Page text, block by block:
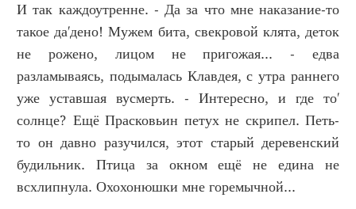
И так каждоутренне. - Да за что мне наказание-то
такое да'дено! Мужем бита, свекровой клята, деток
не рожено, лицом не пригожая... - едва
разламываясь, подымалась Клавдея, с утра раннего
уже уставшая вусмерть. - Интересно, и где то'
солнце? Ещё Прасковьин петух не скрипел. Петь-
то он давно разучился, этот старый деревенский
будильник. Птица за окном ещё не едина не
всхлипнула. Охохонюшки мне горемычной...